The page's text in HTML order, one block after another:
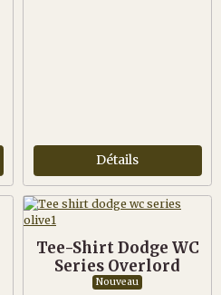
Détails
Tee-Shirt Dodge WC
Series Overlord
Nouveau